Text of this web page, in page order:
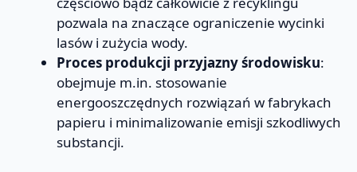
pozwala na znaczące ograniczenie wycinki
lasów i zużycia wody.
Proces produkcji przyjazny środowisku:
obejmuje m.in. stosowanie
energooszczędnych rozwiązań w fabrykach
papieru i minimalizowanie emisji szkodliwych
substancji.